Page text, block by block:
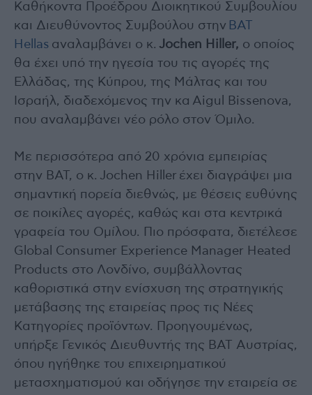
Καθήκοντα Προέδρου Διοικητικού Συμβουλίου
και Διευθύνοντος Συμβούλου στην BAT
Hellas αναλαμβάνει ο κ. Jochen Hiller, ο οποίος
θα έχει υπό την ηγεσία του τις αγορές της
Ελλάδας, της Κύπρου, της Μάλτας και του
Ισραήλ, διαδεχόμενος την κα Aigul Bissenova,
που αναλαμβάνει νέο ρόλο στον Όμιλο.
Με περισσότερα από 20 χρόνια εμπειρίας
στην BAT, ο κ. Jochen Hiller έχει διαγράψει μια
σημαντική πορεία διεθνώς, με θέσεις ευθύνης
σε ποικίλες αγορές, καθώς και στα κεντρικά
γραφεία του Ομίλου. Πιο πρόσφατα, διετέλεσε
Global Consumer Experience Manager Heated
Products στο Λονδίνο, συμβάλλοντας
καθοριστικά στην ενίσχυση της στρατηγικής
μετάβασης της εταιρείας προς τις Νέες
Κατηγορίες προϊόντων. Προηγουμένως,
υπήρξε Γενικός Διευθυντής της BAT Αυστρίας,
όπου ηγήθηκε του επιχειρηματικού
μετασχηματισμού και οδήγησε την εταιρεία σε